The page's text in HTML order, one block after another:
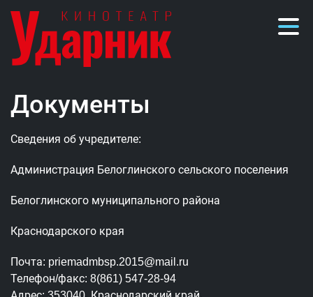
Документы
Сведения об учредителе:
Администрация Белоглинского сельского поселения
Белоглинского муниципального района
Краснодарского края
Почта: priemadmbsp.2015@mail.ru
Телефон/факс: 8(861) 547-28-94